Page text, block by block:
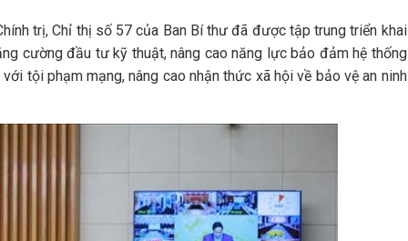
trị, Chỉ thị số 57 của Ban Bí thư đã được tập trung triển khai
cường đầu tư kỹ thuật, nâng cao năng lực bảo đảm hệ thống
tội phạm mạng, nâng cao nhận thức xã hội về bảo vệ an ninh